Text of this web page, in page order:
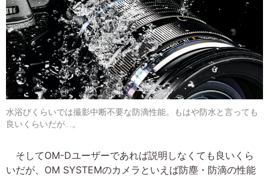
水浴びくらいでは撮影中断不要な防滴性能。もはや防水と言っても
良いくらいだが…。
そしてOM-Dユーザーであれば説明しなくても良いくら
いだが、OM SYSTEMのカメラといえば防塵・防滴の性能